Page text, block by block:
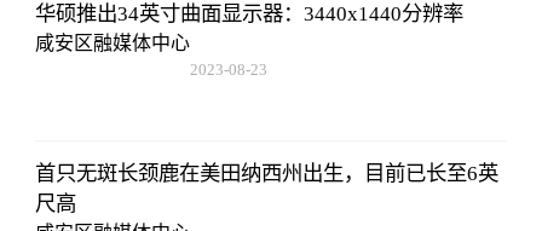
华硕推出34英寸曲面显示器：3440x1440分辨率
咸安区融媒体中心
2023-08-23
首只无斑长颈鹿在美田纳西州出生，目前已长至6英
尺高